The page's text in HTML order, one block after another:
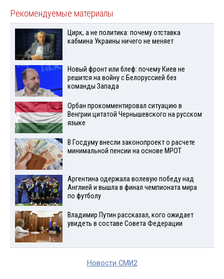
Рекомендуемые материалы
Цирк, а не политика: почему отставка
кабмина Украины ничего не меняет
Новый фронт или блеф: почему Киев не
решится на войну с Белоруссией без
команды Запада
Орбан прокомментировал ситуацию в
Венгрии цитатой Чернышевского на русском
языке
В Госдуму внесли законопроект о расчете
минимальной пенсии на основе МРОТ
Аргентина одержала волевую победу над
Англией и вышла в финал чемпионата мира
по футболу
Владимир Путин рассказал, кого ожидает
увидеть в составе Совета Федерации
Новости СМИ2